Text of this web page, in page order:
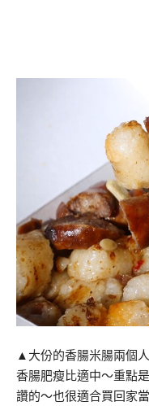
▲大份的香腸米腸兩個
香腸肥瘦比適中～重點
讚的～也很適合買回家